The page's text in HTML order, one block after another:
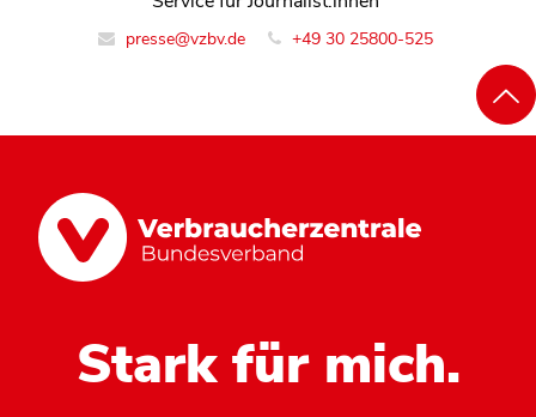
presse@vzbv.de +49 30 25800-525
Stark für mich.